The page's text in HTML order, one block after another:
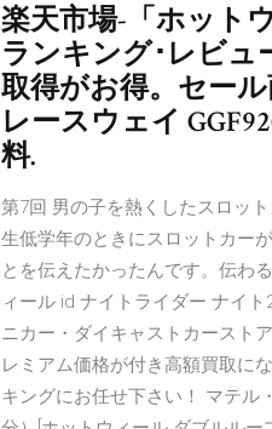
楽天市場-「ホット
ランキング･レビュ
取得がお得。セー
レースウェイ
料.
第7回 男の子を熱くしたスロッ
生低学年のときにスロットカー
とを伝えたかったんです。伝わ
ィール id ナイトライダー ナイト
ニカー・ダイキャストカースト
レミアム価格が付き高額買取に
キングにお任せ下さい！ マテル